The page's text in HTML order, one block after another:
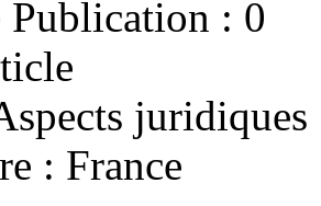
Publication : 0
juridiques
: France